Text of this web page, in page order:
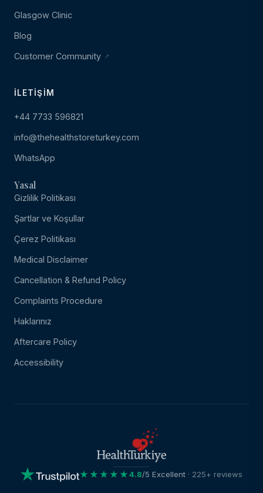
Glasgow Clinic
Blog
Customer Community
İLETIŞIM
+44 7733 596821
info@thehealthstoreturkey.com
WhatsApp
Yasal
Gizlilik Politikası
Şartlar ve Koşullar
Çerez Politikası
Medical Disclaimer
Cancellation & Refund Policy
Complaints Procedure
Haklarınız
Aftercare Policy
Accessibility
★★★★★4.8/5 Excellent · 225+ reviews